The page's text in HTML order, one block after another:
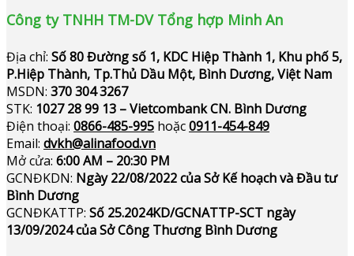
Công ty TNHH TM-DV Tổng hợp Minh An
Địa chỉ: Số 80 Đường số 1, KDC Hiệp Thành 1, Khu phố 5,
P.Hiệp Thành, Tp.Thủ Dầu Một, Bình Dương, Việt Nam
MSDN: 370 304 3267
STK: 1027 28 99 13 – Vietcombank CN. Bình Dương
Điện thoại: 0866-485-995 hoặc0911-454-849
Email: dvkh@alinafood.vn
Mở cửa: 6:00 AM – 20:30 PM
GCNĐKDN: Ngày 22/08/2022 của Sở Kế hoạch và Đầu tư
Bình Dương
GCNĐKATTP: Số 25.2024KD/GCNATTP-SCT ngày
13/09/2024 của Sở Công Thương Bình Dương